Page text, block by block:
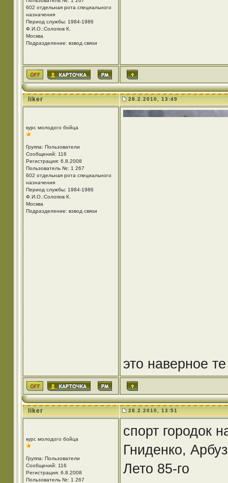
602 отдельная рота специального
назначения
Период службы: 1984-1986
Ф.И.О.:Солопов К.
Москва
Подразделение: взвод связи
liker 28.2.2010, 13:49
курс молодого бойца
Группа: Пользователи
Сообщений: 116
Регистрация: 6.8.2008
Пользователь №: 1 267
602 отдельная рота специального
назначения
Период службы: 1984-1986
Ф.И.О.:Солопов К.
Москва
Подразделение: взвод связи
это наверное
liker 28.2.2010, 13:51
курс молодого бойца
Группа: Пользователи
Сообщений: 116
Регистрация: 6.8.2008
Пользователь №: 1 267
спорт городок
Гниденко,
Лето 85-го